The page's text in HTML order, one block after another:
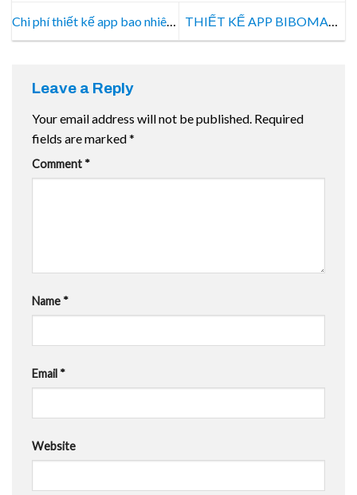
Chi phí thiết kế app bao nhiêu
hiện nay là hợp lý?
THIẾT KẾ APP BIBOMART
– SIÊU THỊ MẸ & BÉ
Leave a Reply
Your email address will not be published. Required
fields are marked*
Comment *
Name *
Email *
Website